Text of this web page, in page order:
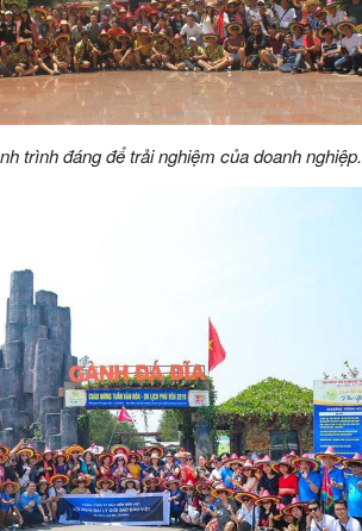
trình đáng để trải nghiệm của doanh